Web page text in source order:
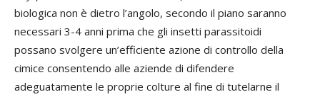
biologica non è dietro l’angolo, secondo il piano saranno
necessari 3-4 anni prima che gli insetti parassitoidi
possano svolgere un’efficiente azione di controllo della
cimice consentendo alle aziende di difendere
adeguatamente le proprie colture al fine di tutelarne il